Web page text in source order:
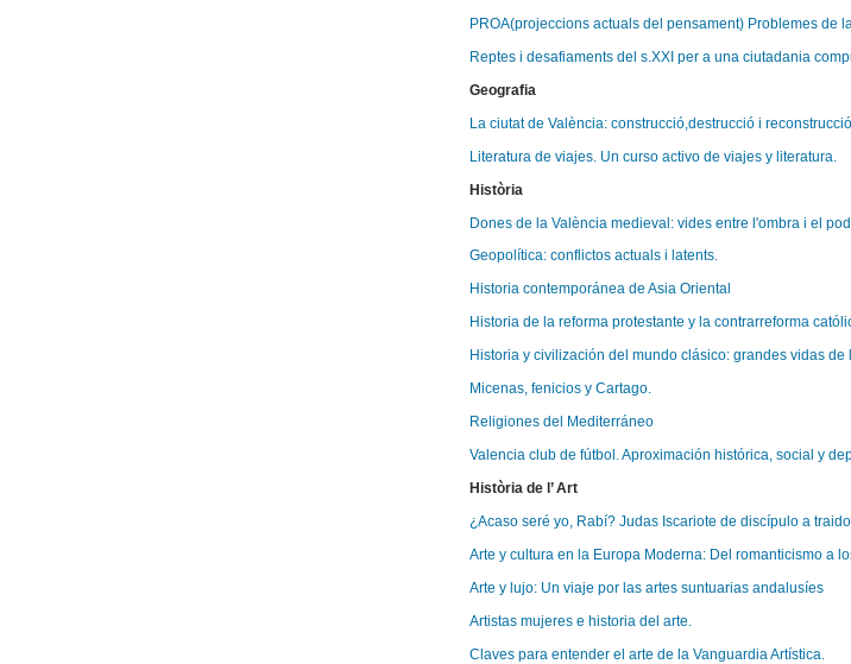
PROA(projeccions actuals del pensament) Problemes de
Reptes i desafiaments del s.XXI per a una ciutadania
Geografia
La ciutat de València: construcció,destrucció i
Literatura de viajes. Un curso activo de viajes y literatura.
Història
Dones de la València medieval: vides entre l'ombra i el
Geopolítica: conflictos actuals i latents.
Historia contemporánea de Asia Oriental
Historia de la reforma protestante y la contrarreforma
Historia y civilización del mundo clásico: grandes vidas de
Micenas, fenicios y Cartago.
Religiones del Mediterráneo
Valencia club de fútbol. Aproximación histórica, social y
Història de l’ Art
¿Acaso seré yo, Rabí? Judas Iscariote de discípulo a
Arte y cultura en la Europa Moderna: Del romanticismo a
Arte y lujo: Un viaje por las artes suntuarias andalusíes
Artistas mujeres e historia del arte.
Claves para entender el arte de la Vanguardia Artística.